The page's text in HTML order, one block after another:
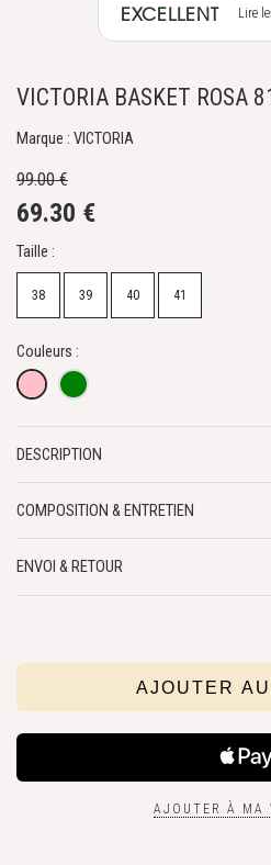
EXCELLENT Lire
VICTORIA BASKET ROSA
Marque : VICTORIA
99.00 €
69.30 €
Taille :
38 39 40 41
Couleurs :
DESCRIPTION
COMPOSITION & ENTRETIEN
ENVOI & RETOUR
AJOUTER À MA